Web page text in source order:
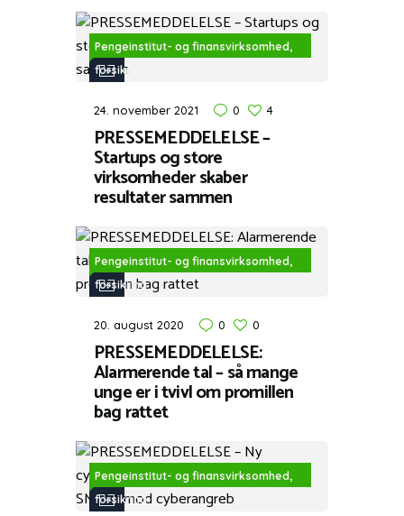
Pengeinstitut- og finansvirksomhed,
forsikring
24. november 2021 0 4
PRESSEMEDDELELSE –
Startups og store
virksomheder skaber
resultater sammen
Pengeinstitut- og finansvirksomhed,
forsikring
20. august 2020 0 0
PRESSEMEDDELELSE:
Alarmerende tal – så mange
unge er i tvivl om promillen
bag rattet
Pengeinstitut- og finansvirksomhed,
forsikring